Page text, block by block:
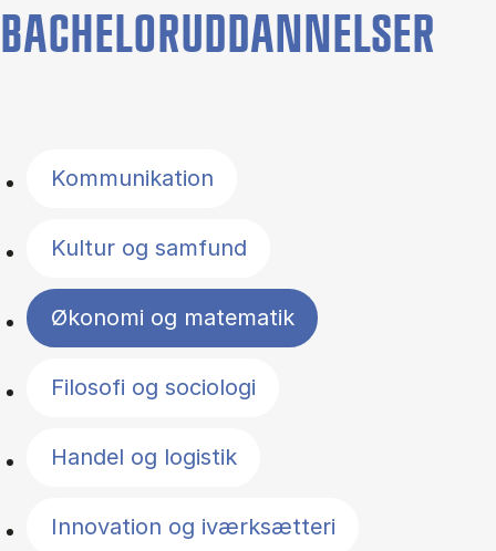
BACHELORUDDANNELSER
Kommunikation
Kultur og samfund
Økonomi og matematik
Filosofi og sociologi
Handel og logistik
Innovation og iværksætteri